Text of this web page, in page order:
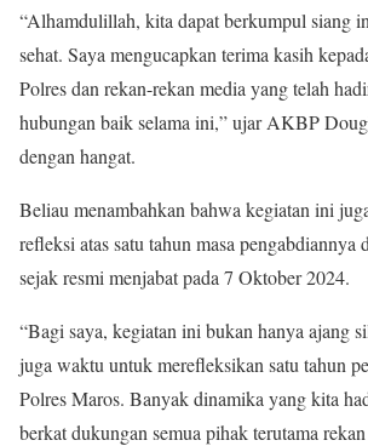
“Alhamdulillah, kita dapat berkumpul siang
sehat. Saya mengucapkan terima kasih
Polres dan rekan-rekan media yang telah
hubungan baik selama ini,” ujar AKBP
dengan hangat.
Beliau menambahkan bahwa kegiatan ini
refleksi atas satu tahun masa pengabdiannya
sejak resmi menjabat pada 7 Oktober 2024.
“Bagi saya, kegiatan ini bukan hanya ajang
juga waktu untuk merefleksikan satu tahun
Polres Maros. Banyak dinamika yang kita
berkat dukungan semua pihak terutama